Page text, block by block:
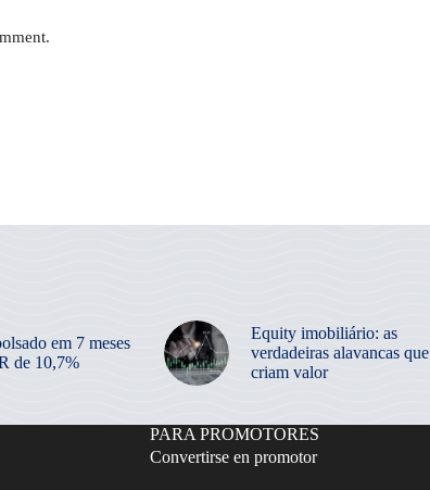
em 7 meses
de 10,7%
Equity imobiliário: as
verdadeiras alavancas que
criam valor
PARA PROMOTORES
Convertirse en promotor